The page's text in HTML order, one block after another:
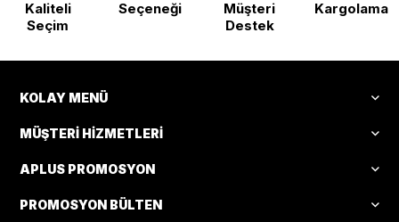
Kaliteli
Seçim
Seçeneği
Müşteri
Destek
Kargolama
KOLAY MENÜ
MÜŞTERI HIZMETLERI
APLUS PROMOSYON
PROMOSYON BÜLTEN